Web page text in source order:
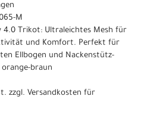
M
4.0 Trikot: Ultraleichtes Mesh für
und Komfort. Perfekt für
Ellbogen und Nackenstütz-
braun
zzgl. Versandkosten für